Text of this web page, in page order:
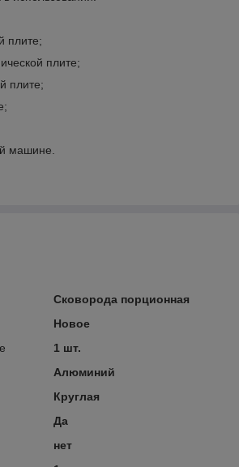
плите;
плите;
плите;
машине.
Сковорода порционная
Новое
1 шт.
Алюминий
Круглая
Да
нет